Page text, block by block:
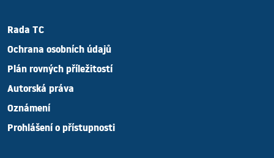
Rada TC
Ochrana osobních údajů
Plán rovných příležitostí
Autorská práva
Oznámení
Prohlášení o přístupnosti